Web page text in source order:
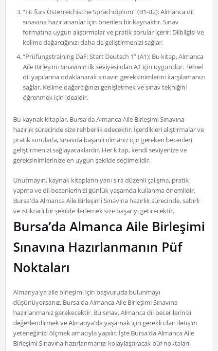
“Fit fürs Österreichische Sprachdiplom” (B1-B2): Almanca dil
sınavına hazırlananlar için önerilen bir kaynaktır. Sınav
formatına uygun alıştırmalar ve pratik sorular içerir. Dilbilgisi ve
kelime dağarcığınızı daha da geliştirmenizi sağlar.
“Prüfungstraining DaF: Start Deutsch 1” (A1): Bu kitap, Almanca
Aile Birleşimi Sınavının ilk seviyesi olan A1 için uygundur. Temel
dil yapılarına odaklanarak sınavın gereksinimlerini karşılamanızı
sağlar. Kelime dağarcığınızı genişletmek ve sınav tekniğini
öğrenmek için idealdir.
Bu kaynak kitaplar, Bursa'da Almanca Aile Birleşimi Sınavına
hazırlık sürecinde size rehberlik edecektir. İçerdikleri alıştırmalar ve
pratik sorularla, sınavda başarılı olmanız için gereken becerileri
geliştirmenizi sağlayacaklardır. Her kitap, kendi seviyenize ve
gereksinimlerinize en uygun şekilde seçilmelidir.
Unutmayın, kaynak kitapların yanı sıra düzenli çalışma, pratik
yapma ve dil becerilerinizi günlük yaşamda kullanma önemlidir.
Bursa'da Almanca Aile Birleşimi Sınavına hazırlık sürecinde, sabırlı
ve istikrarlı bir şekilde ilerlemek size başarıyı getirecektir.
Bursa’da Almanca Aile Birleşimi
Sınavına Hazırlanmanın Püf
Noktaları
Almanya'ya aile birleşimi için başvuruda bulunmayı
düşünüyorsanız, Bursa'da Almanca Aile Birleşimi Sınavına
hazırlanmanız gerekecektir. Bu sınav, Almanca dil becerilerinizi
değerlendirmek ve Almanya'da yaşamak için gerekli olan iletişim
yeteneğinizi ölçmek amacıyla yapılır. İşte Bursa'da Almanca Aile
Birleşimi Sınavına hazırlanmanızı kolaylaştıracak püf noktaları.